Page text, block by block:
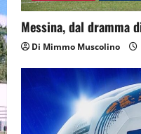
Messina, dal dramma
Di Mimmo Muscolino